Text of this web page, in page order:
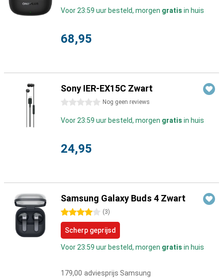
Voor 23:59 uur besteld, morgen gratis in huis
68,95
Sony IER-EX15C Zwart
0 sterren Nog geen reviews
Voor 23:59 uur besteld, morgen gratis in huis
24,95
Samsung Galaxy Buds 4 Zwart
4 sterren (3)
Scherp geprijsd
Voor 23:59 uur besteld, morgen gratis in huis
179,00 adviesprijs Samsung